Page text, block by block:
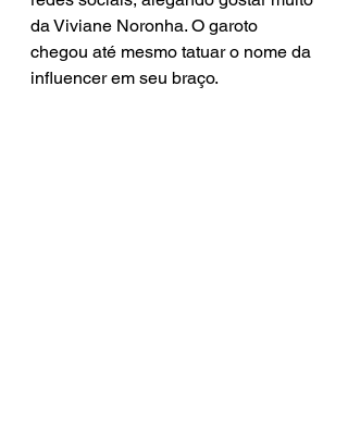
da Viviane Noronha. O garoto
chegou até mesmo tatuar o nome da
influencer em seu braço.